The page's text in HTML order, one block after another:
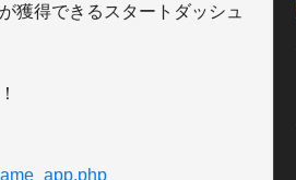
獲得できるスタートダッシュ